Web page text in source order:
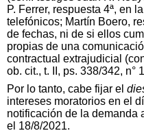
P. Ferrer, respuesta 4ª, en
telefónicos; Martín Boero,
de fechas, ni de si ellos
propias de una
contractual extrajudicial
ob. cit., t. II, ps. 338/342, n°
Por lo tanto, cabe fijar el
intereses moratorios en el
notificación de la demanda
el 18/8/2021.